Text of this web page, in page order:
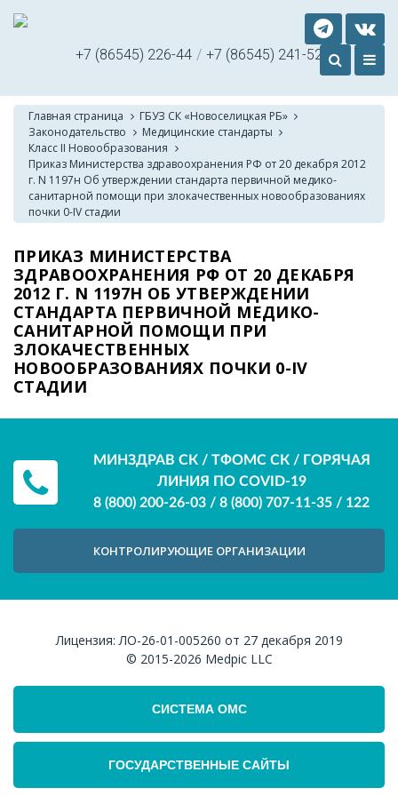
+7 (86545) 226-44 / +7 (86545) 241-52
Главная страница
ГБУЗ СК «Новоселицкая РБ»
Законодательство
Медицинские стандарты
Класс II Новообразования
Приказ Министерства здравоохранения РФ от 20 декабря 2012
г. N 1197н Об утверждении стандарта первичной медико-
санитарной помощи при злокачественных новообразованиях
почки 0-IV стадии
ПРИКАЗ МИНИСТЕРСТВА
ЗДРАВООХРАНЕНИЯ РФ ОТ 20 ДЕКАБРЯ
2012 Г. N 1197Н ОБ УТВЕРЖДЕНИИ
СТАНДАРТА ПЕРВИЧНОЙ МЕДИКО-
САНИТАРНОЙ ПОМОЩИ ПРИ
ЗЛОКАЧЕСТВЕННЫХ
НОВООБРАЗОВАНИЯХ ПОЧКИ 0-IV
СТАДИИ
МИНЗДРАВ СК / ТФОМС СК / ГОРЯЧАЯ
ЛИНИЯ ПО COVID-19
8 (800) 200-26-03 / 8 (800) 707-11-35 / 122
КОНТРОЛИРУЮЩИЕ ОРГАНИЗАЦИИ
Лицензия:ЛО-26-01-005260 от 27 декабря 2019
© 2015-2026 Medpic LLC
СИСТЕМА ОМС
ГОСУДАРСТВЕННЫЕ САЙТЫ